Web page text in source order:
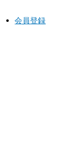
会員登録